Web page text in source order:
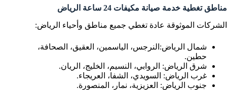
مناطق تغطية خدمة صيانة مكيفات 24 ساعة الرياض
الشركات الموثوقة عادة تغطي جميع مناطق وأحياء الرياض:
شمال الرياض:النرجس، الياسمين، العقيق، الصحافة،
حطين.
شرق الرياض: الروابي، النسيم، الخليج، الريان.
غرب الرياض: السويدي، الشفا، العريجاء.
جنوب الرياض: العزيزية، نمار، المنصورة.